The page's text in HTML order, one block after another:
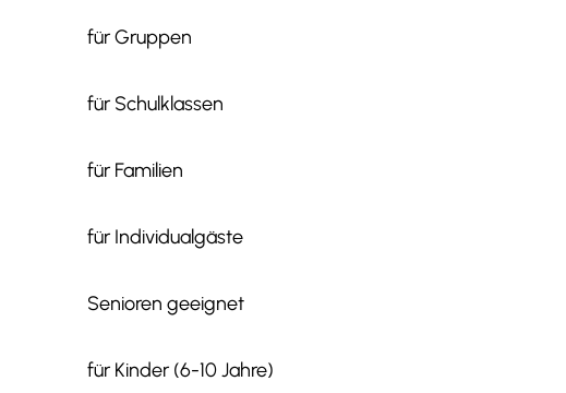
für Gruppen
für Schulklassen
für Familien
für Individualgäste
Senioren geeignet
für Kinder (6-10 Jahre)